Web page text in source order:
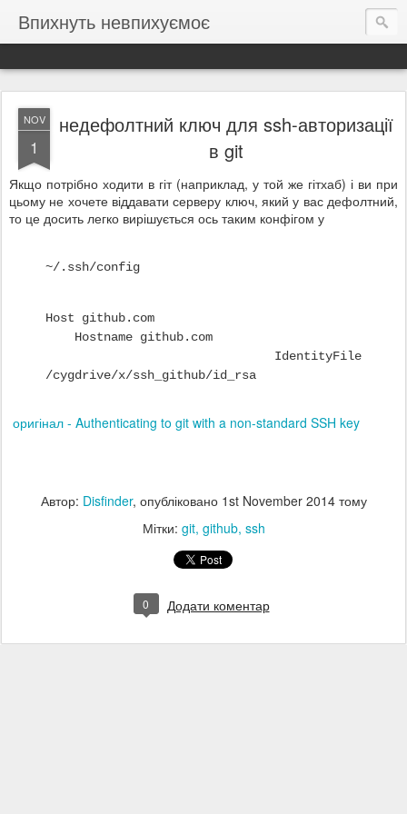
Впихнуть невпихуємоє
NOV
1
недефолтний ключ для ssh-авторизації
в git
Якщо потрібно ходити в гіт (наприклад, у той же гітхаб) і ви при
цьому не хочете віддавати серверу ключ, який у вас дефолтний,
то це досить легко вирішується ось таким конфігом у
~/.ssh/config
Host github.com
Hostname github.com
IdentityFile
/cygdrive/x/ssh_github/id_rsa
оригінал - Authenticating to git with a non-standard SSH key
Автор: Disfinder, опубліковано 1st November 2014тому
Мітки: git github ssh
0 Додати коментар